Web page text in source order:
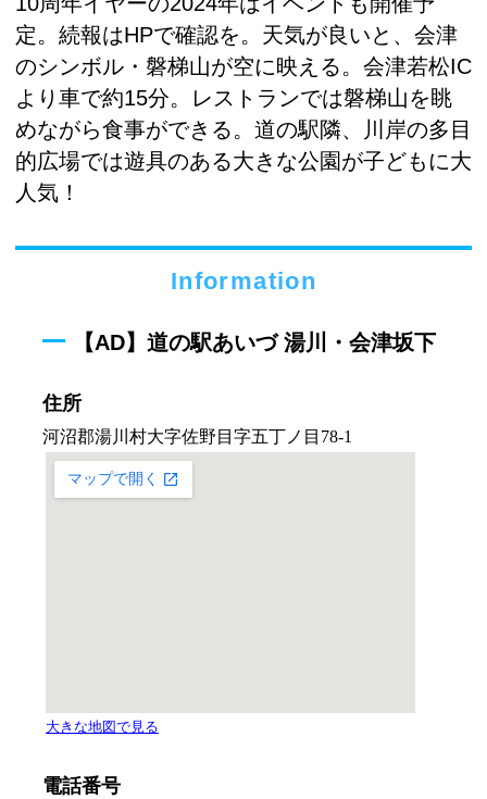
定。続報はHPで確認を。天気が良いと、会津
のシンボル・磐梯山が空に映える。会津若松IC
より車で約15分。レストランでは磐梯山を眺
めながら食事ができる。道の駅隣、川岸の多目
的広場では遊具のある大きな公園が子どもに大
人気！
Information
【AD】道の駅あいづ 湯川・会津坂下
住所
電話番号